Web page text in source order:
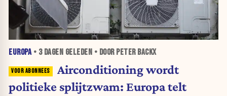
EUROPA• 3 DAGEN GELEDEN • DOOR PETER BACKX
Airconditioning wordt
politieke splijtzwam: Europa telt